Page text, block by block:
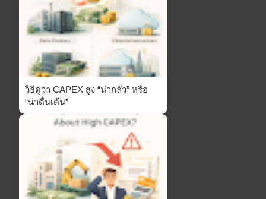
วิธีดูว่า CAPEX สูง “น่ากลัว” หรือ
“น่าตื่นเต้น”